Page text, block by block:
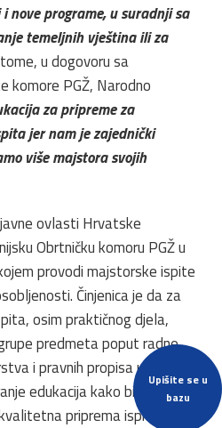
Upišite se u
bazu
nove programe, u suradnji sa
temeljnih vještina ili za
u dogovoru sa
komore PGŽ, Narodno
za pripreme za
jer nam je zajednički
više majstora svojih
ovlasti Hrvatske
Obrtničku komoru PGŽ u
provodi majstorske ispite
Činjenica je da za
osim praktičnog djela,
predmeta poput radne
i pravnih propisa u kojem
edukacija kako bi se
priprema ispita.